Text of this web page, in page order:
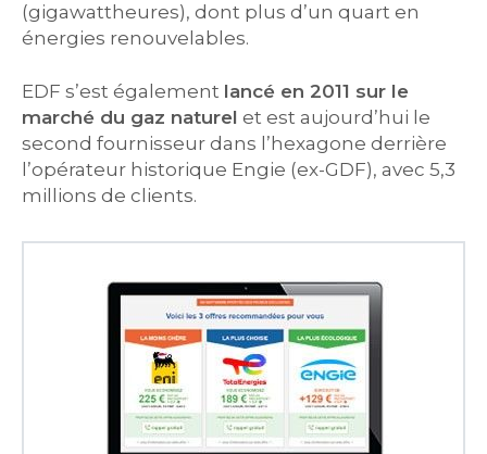
(gigawattheures), dont plus d’un quart en
énergies renouvelables.
EDF s’est également lancé en 2011 sur le
marché du gaz naturel et est aujourd’hui le
second fournisseur dans l’hexagone derrière
l’opérateur historique Engie (ex-GDF), avec 5,3
millions de clients.